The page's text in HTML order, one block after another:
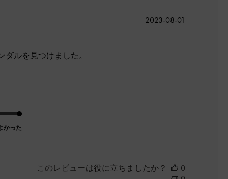
ルを見つけました。
かった
2023-08-01
このレビューは役に立ちましたか？
0